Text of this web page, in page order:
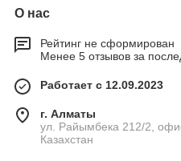
О нас
Рейтинг не сформирован
Менее 5 отзывов за
Работает с 12.09.2023
г. Алматы
ул. Райымбека 212/2,
Казахстан